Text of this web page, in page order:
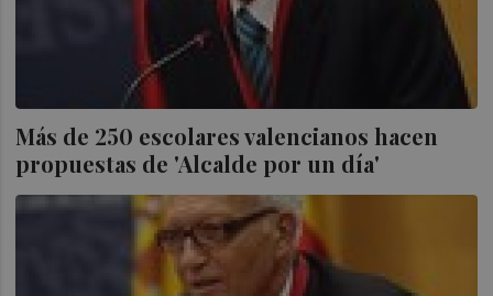
Más de 250 escolares valencianos hacen
propuestas de 'Alcalde por un día'